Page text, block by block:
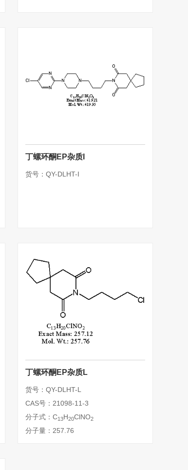
丁螺环酮EP杂质I
货号：QY-DLHT-I
丁螺环酮EP杂质L
货号：QY-DLHT-L
CAS号：21098-11-3
分子式：C13H20ClNO2
分子量：257.76